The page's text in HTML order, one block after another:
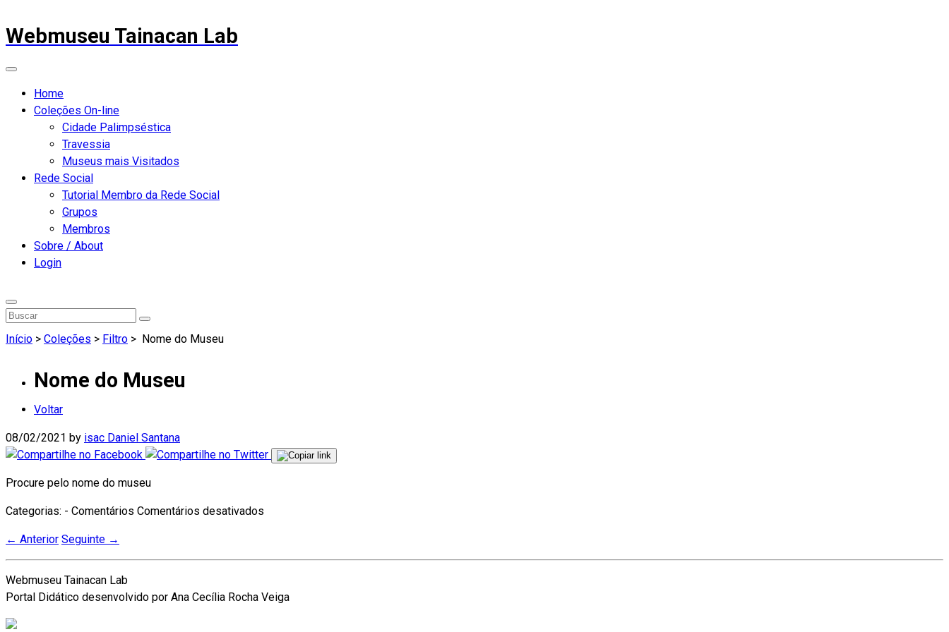
Webmuseu Tainacan Lab
Home
Coleções On-line
Cidade Palimpséstica
Travessia
Museus mais Visitados
Rede Social
Tutorial Membro da Rede Social
Grupos
Membros
Sobre / About
Login
Início > Coleções > Filtro > Nome do Museu
Nome do Museu
Voltar
08/02/2021 by isac Daniel Santana
Procure pelo nome do museu
Categorias: - Comentários Comentários desativados
Museu
← Anterior Seguinte →
Webmuseu Tainacan Lab
Portal Didático desenvolvido por Ana Cecília Rocha Veiga